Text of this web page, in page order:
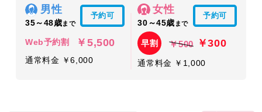
男性
35～48歳まで
予約可
Web予約割 ￥5,500
通常料金 ￥6,000
女性
30～45歳 まで
予約可
早割 ￥500 ￥300
通常料金 ￥1,000